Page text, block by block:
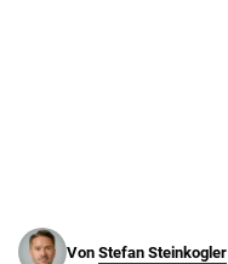
Von Stefan Steinkogler